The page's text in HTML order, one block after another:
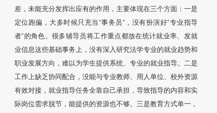
差，未能充分发挥出应有的作用，主要体现在三个方面：一是
定位跑偏，大多时候只充当“事务员”，没有扮演好“专业指导
者”的角色。很多辅导员将工作重点都放在统计就业率、发就
业信息这些基础事务上，没有深入研究法学专业的就业趋势和
职业发展方向，难以为学生提供系统、专业的就业指导。二是
工作上缺乏协同配合，没能与专业教师、用人单位、校外资源
有效对接，就业指导任务全靠自己承担，导致指导的内容和实
际岗位需求脱节，能提供的资源也不够。三是教育方式单一，